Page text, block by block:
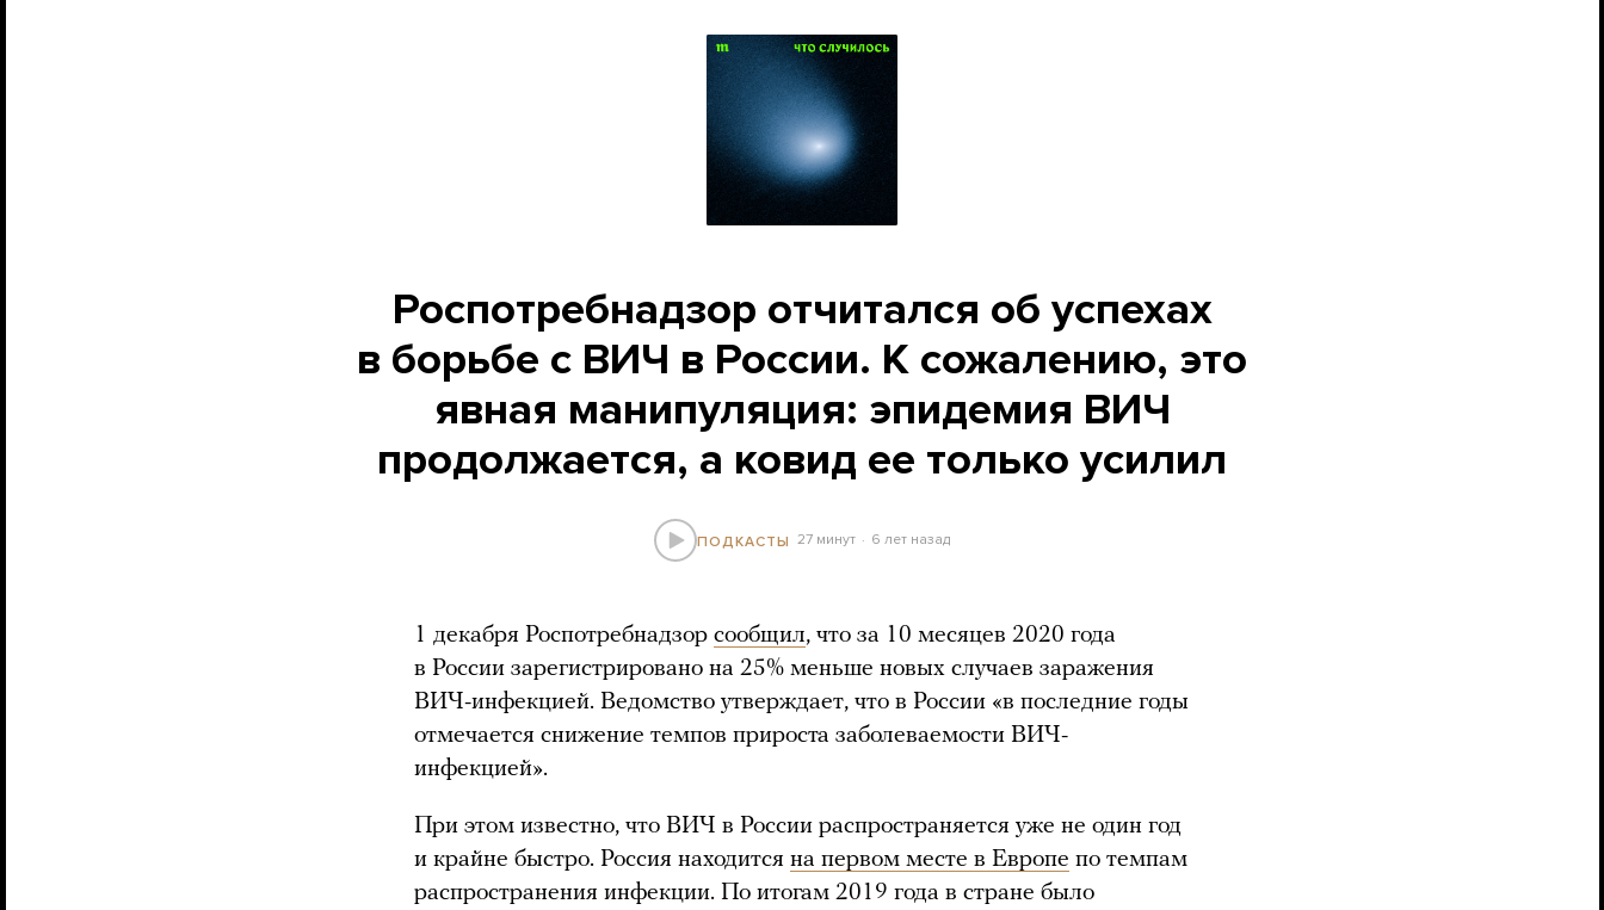
Роспотребнадзор отчитался об успехах
в борьбе с ВИЧ в России. К сожалению, это
явная манипуляция: эпидемия ВИЧ
продолжается, а ковид ее только усилил
ПОДКАСТЫ 27 минут 6 лет назад
1 декабря Роспотребнадзор сообщил, что за 10 месяцев 2020 года
в России зарегистрировано на 25% меньше новых случаев заражения
ВИЧ-инфекцией. Ведомство утверждает, что в России «в последние годы
отмечается снижение темпов прироста заболеваемости ВИЧ-
инфекцией».
При этом известно, что ВИЧ в России распространяется уже не один год
и крайне быстро. Россия находится на первом месте в Европе по темпам
распространения инфекции. По итогам 2019 года в стране было